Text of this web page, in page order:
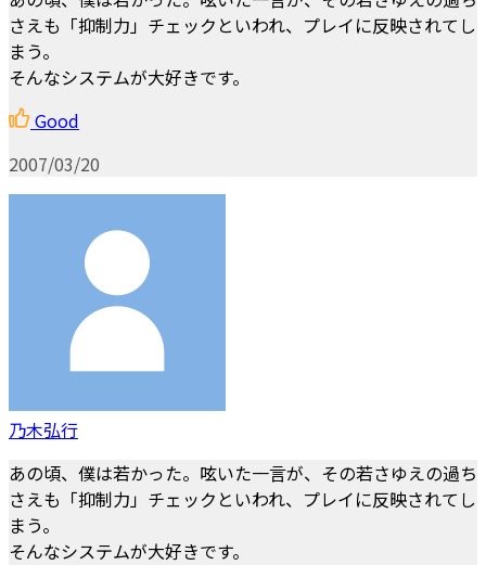
さえも「抑制力」チェックといわれ、プレイに反映されてし
まう。
そんなシステムが大好きです。
Good
2007/03/20
乃木弘行
あの頃、僕は若かった。呟いた一言が、その若さゆえの過ち
さえも「抑制力」チェックといわれ、プレイに反映されてし
まう。
そんなシステムが大好きです。